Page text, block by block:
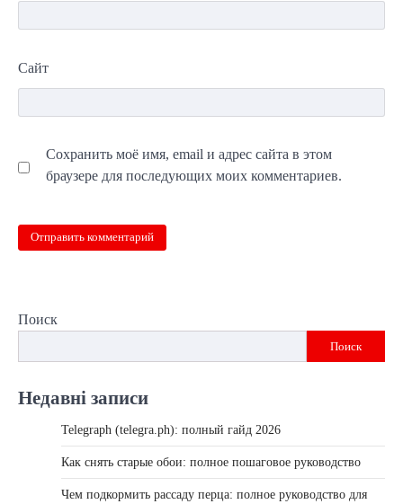
Сайт
Сохранить моё имя, email и адрес сайта в этом
браузере для последующих моих комментариев.
Поиск
Поиск
Недавні записи
Telegraph (telegra.ph): полный гайд 2026
Как снять старые обои: полное пошаговое руководство
Чем подкормить рассаду перца: полное руководство для